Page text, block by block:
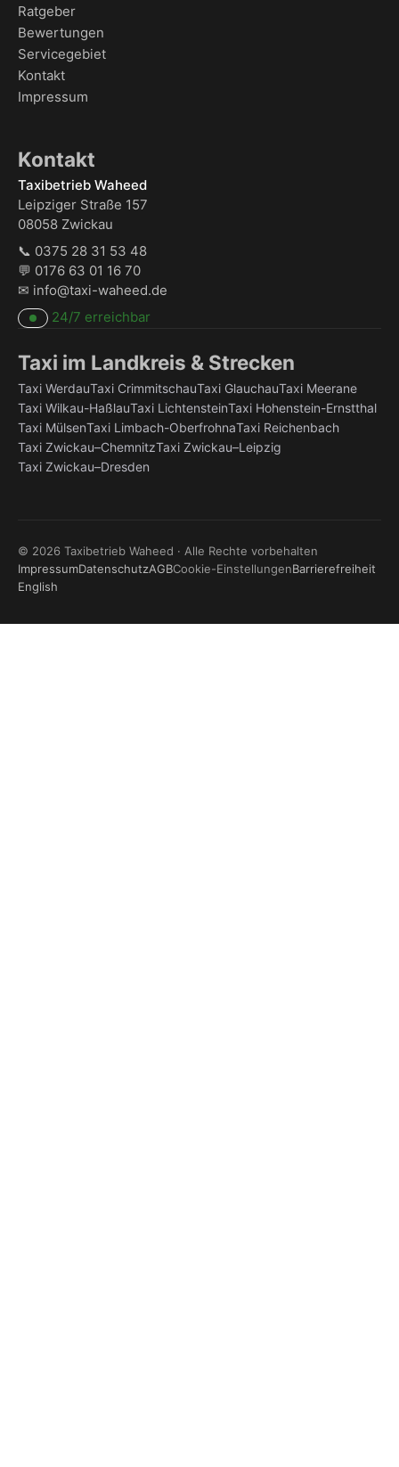
Ratgeber
Bewertungen
Servicegebiet
Kontakt
Impressum
Kontakt
Taxibetrieb Waheed
Leipziger Straße 157
08058 Zwickau
📞 0375 28 31 53 48
💬 0176 63 01 16 70
✉ info@taxi-waheed.de
24/7 erreichbar
Taxi im Landkreis & Strecken
Taxi WerdauTaxi CrimmitschauTaxi GlauchauTaxi Meerane
Taxi Wilkau-HaßlauTaxi LichtensteinTaxi Hohenstein-Ernstthal
Taxi MülsenTaxi Limbach-OberfrohnaTaxi Reichenbach
Taxi Zwickau–ChemnitzTaxi Zwickau–Leipzig
Taxi Zwickau–Dresden
© 2026 Taxibetrieb Waheed · Alle Rechte vorbehalten
ImpressumDatenschutzAGBCookie-EinstellungenBarrierefreiheit
English